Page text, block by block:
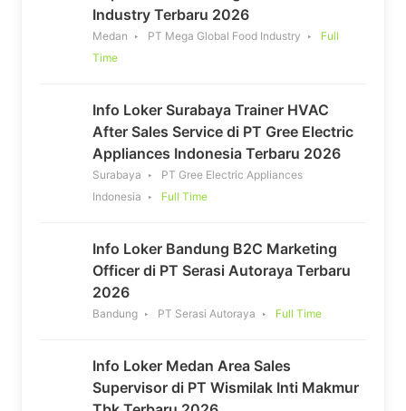
Industry Terbaru 2026
Medan PT Mega Global Food Industry
Full
Time
Info Loker Surabaya Trainer HVAC
After Sales Service di PT Gree Electric
Appliances Indonesia Terbaru 2026
Surabaya
PT Gree Electric Appliances
Indonesia
Full Time
Info Loker Bandung B2C Marketing
Officer di PT Serasi Autoraya Terbaru
2026
Bandung PT Serasi Autoraya Full Time
Info Loker Medan Area Sales
Supervisor di PT Wismilak Inti Makmur